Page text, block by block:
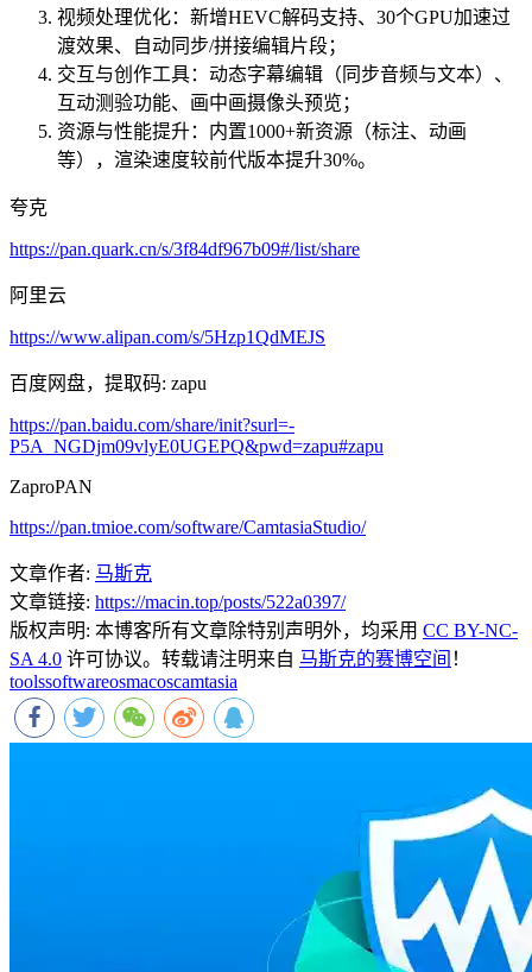
视频处理优化：新增HEVC解码支持、30个GPU加速过
渡效果、自动同步/拼接编辑片段；
交互与创作工具：动态字幕编辑（同步音频与文本）、
互动测验功能、画中画摄像头预览；
资源与性能提升：内置1000+新资源（标注、动画
等），渲染速度较前代版本提升30%。
夸克
https://pan.quark.cn/s/3f84df967b09#/list/share
阿里云
https://www.alipan.com/s/5Hzp1QdMEJS
百度网盘，提取码: zapu
https://pan.baidu.com/share/init?surl=-
P5A_NGDjm09vlyE0UGEPQ&pwd=zapu#zapu
ZaproPAN
https://pan.tmioe.com/software/CamtasiaStudio/
文章作者: 马斯克
文章链接: https://macin.top/posts/522a0397/
版权声明: 本博客所有文章除特别声明外，均采用 CC BY-NC-
SA 4.0 许可协议。转载请注明来自 马斯克的赛博空间 ！
toolssoftwareosmacoscamtasia